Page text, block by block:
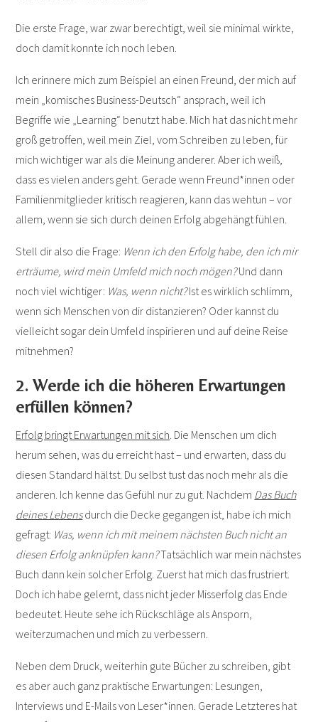
Die erste Frage, war zwar berechtigt, weil sie minimal wirkte,
doch damit konnte ich noch leben.
Ich erinnere mich zum Beispiel an einen Freund, der mich auf
mein „komisches Business-Deutsch“ ansprach, weil ich
Begriffe wie „Learning“ benutzt habe. Mich hat das nicht mehr
groß getroffen, weil mein Ziel, vom Schreiben zu leben, für
mich wichtiger war als die Meinung anderer. Aber ich weiß,
dass es vielen anders geht. Gerade wenn Freund*innen oder
Familienmitglieder kritisch reagieren, kann das wehtun – vor
allem, wenn sie sich durch deinen Erfolg abgehängt fühlen.
Stell dir also die Frage: Wenn ich den Erfolg habe, den ich mir
erträume, wird mein Umfeld mich noch mögen?Und dann
noch viel wichtiger: Was, wenn nicht?Ist es wirklich schlimm,
wenn sich Menschen von dir distanzieren? Oder kannst du
vielleicht sogar dein Umfeld inspirieren und auf deine Reise
mitnehmen?
2. Werde ich die höheren Erwartungen
erfüllen können?
Erfolg bringt Erwartungen mit sich. Die Menschen um dich
herum sehen, was du erreicht hast – und erwarten, dass du
diesen Standard hältst. Du selbst tust das noch mehr als die
anderen. Ich kenne das Gefühl nur zu gut. Nachdem Das Buch
deines Lebensdurch die Decke gegangen ist, habe ich mich
gefragt: Was, wenn ich mit meinem nächsten Buch nicht an
diesen Erfolg anknüpfen kann?Tatsächlich war mein nächstes
Buch dann kein solcher Erfolg. Zuerst hat mich das frustriert.
Doch ich habe gelernt, dass nicht jeder Misserfolg das Ende
bedeutet. Heute sehe ich Rückschläge als Ansporn,
weiterzumachen und mich zu verbessern.
Neben dem Druck, weiterhin gute Bücher zu schreiben, gibt
es aber auch ganz praktische Erwartungen: Lesungen,
Interviews und E-Mails von Leser*innen. Gerade Letzteres hat